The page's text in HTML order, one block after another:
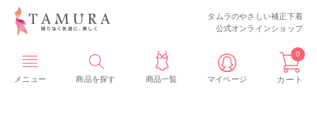
タムラのやさしい補正下着
公式オンラインショップ
メニュー 商品を探す 商品一覧 マイページ カート
0